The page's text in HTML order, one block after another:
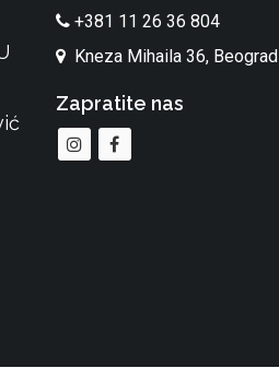
+381 11 26 36 804
Kneza Mihaila 36, Beograd
Zapratite nas